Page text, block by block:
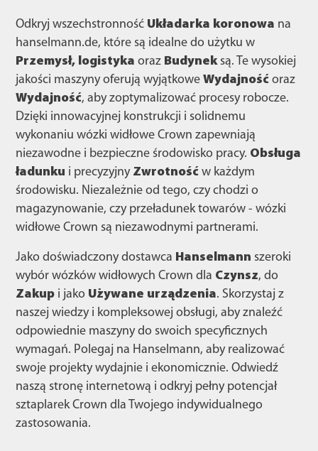
Odkryj wszechstronność Układarka koronowa na
hanselmann.de, które są idealne do użytku w
Przemysł, logistyka oraz Budyneksą. Te wysokiej
jakości maszyny oferują wyjątkowe Wydajność oraz
Wydajność, aby zoptymalizować procesy robocze.
Dzięki innowacyjnej konstrukcji i solidnemu
wykonaniu wózki widłowe Crown zapewniają
niezawodne i bezpieczne środowisko pracy. Obsługa
ładunku i precyzyjny Zwrotność w każdym
środowisku. Niezależnie od tego, czy chodzi o
magazynowanie, czy przeładunek towarów - wózki
widłowe Crown są niezawodnymi partnerami.
Jako doświadczony dostawca Hanselmann szeroki
wybór wózków widłowych Crown dla Czynsz, do
Zakup i jako Używane urządzenia. Skorzystaj z
naszej wiedzy i kompleksowej obsługi, aby znaleźć
odpowiednie maszyny do swoich specyficznych
wymagań. Polegaj na Hanselmann, aby realizować
swoje projekty wydajnie i ekonomicznie. Odwiedź
naszą stronę internetową i odkryj pełny potencjał
sztaplarek Crown dla Twojego indywidualnego
zastosowania.